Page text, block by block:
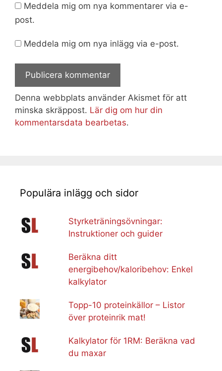
Meddela mig om nya kommentarer via e-
post.
Meddela mig om nya inlägg via e-post.
Denna webbplats använder Akismet för att
minska skräppost. Lär dig om hur din
kommentarsdata bearbetas.
Populära inlägg och sidor
Styrketräningsövningar:
Instruktioner och guider
Beräkna ditt
energibehov/kaloribehov: Enkel
kalkylator
Topp-10 proteinkällor – Listor
över proteinrik mat!
Kalkylator för 1RM: Beräkna vad
du maxar